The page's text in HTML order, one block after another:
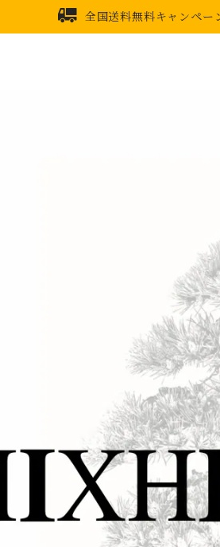
全国送料無料キャンペー